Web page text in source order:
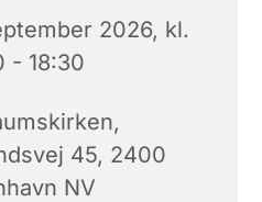
2026, kl.
- 18:30
45, 2400
NV